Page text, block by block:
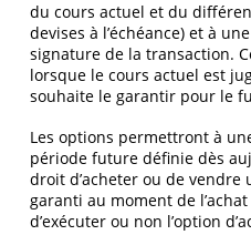
du cours actuel et du
devises à l’échéance) et à
signature de la transaction.
lorsque le cours actuel est
souhaite le garantir pour le
Les options permettront à
période future définie dès
droit d’acheter ou de vendre
garanti au moment de
d’exécuter ou non l’option